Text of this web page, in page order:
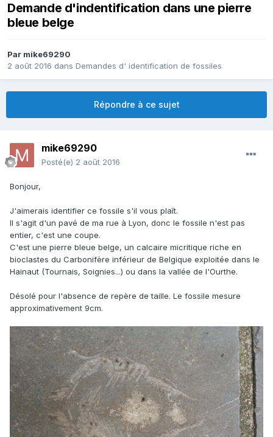
Demande d'indentification dans une pierre
bleue belge
Par mike69290
2 août 2016 dans Demandes d' identification de fossiles
Répondre à ce sujet
mike69290
Posté(e) 2 août 2016
Bonjour,
J'aimerais identifier ce fossile s'il vous plaît.
Il s'agit d'un pavé de ma rue à Lyon, donc le fossile n'est pas
entier, c'est une coupe.
C'est une pierre bleue belge, un calcaire micritique riche en
bioclastes du Carbonifère inférieur de Belgique exploitée dans le
Hainaut (Tournais, Soignies...) ou dans la vallée de l'Ourthe.
Désolé pour l'absence de repère de taille. Le fossile mesure
approximativement 9cm.